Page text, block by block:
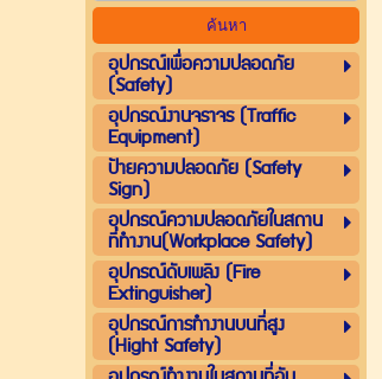
อุปกรณ์เพื่อความปลอดภัย
(Safety)
อุปกรณ์งานจราจร (Traffic
Equipment)
ป้ายความปลอดภัย (Safety
Sign)
อุปกรณ์ความปลอดภัยในสถาน
ที่ทำงาน(Workplace Safety)
อุปกรณ์ดับเพลิง (Fire
Extinguisher)
อุปกรณ์การทำงานบนที่สูง
(Hight Safety)